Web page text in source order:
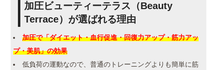
加圧ビューティーテラス（Beauty
Terrace）が選ばれる理由
加圧で「ダイエット・血行促進・回復力アップ・筋力アッ
プ・美肌」の効果
低負荷の運動なので、普通のトレーニングよりも簡単に筋